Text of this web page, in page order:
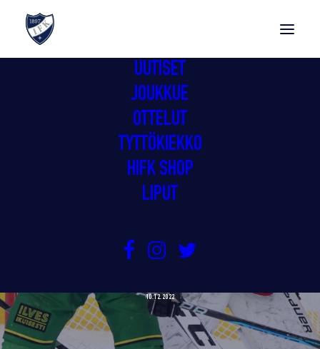
UUTISET
JOUKKUE
OTTELUT
TYTTÖKIEKKO
HIFK SHOP
LIPUT
GIMMAT TAKAISIN VOITTOKANTAAN
10.12.2022